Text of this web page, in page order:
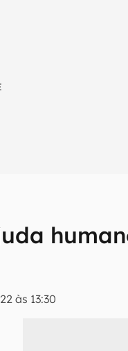
às 13:30
sobre tecnologia em